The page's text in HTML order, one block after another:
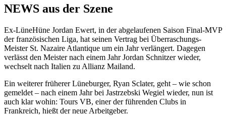
NEWS aus der Szene
Ex-LüneHüne Jordan Ewert, in der abgelaufenen Saison Final-MVP
der französischen Liga, hat seinen Vertrag bei Überraschungs-
Meister St. Nazaire Atlantique um ein Jahr verlängert. Dagegen
verlässt den Meister nach einem Jahr Jordan Schnitzer wieder,
wechselt nach Italien zu Allianz Mailand.
Ein weiterer früherer Lüneburger, Ryan Sclater, geht – wie schon
gemeldet – nach einem Jahr bei Jastrzebski Wegiel wieder, nun ist
auch klar wohin: Tours VB, einer der führenden Clubs in
Frankreich, hießt der neue Arbeitgeber.